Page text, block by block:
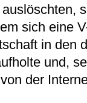
sich eine
in den
und,
der